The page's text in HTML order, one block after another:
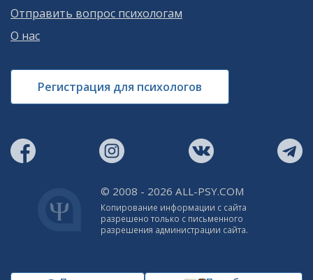
Отправить вопрос психологам
О нас
Регистрация для психологов
© 2008 - 2026 ALL-PSY.COM
Копирование информации с сайта
разрешено только с письменного
разрешения администрации сайта.